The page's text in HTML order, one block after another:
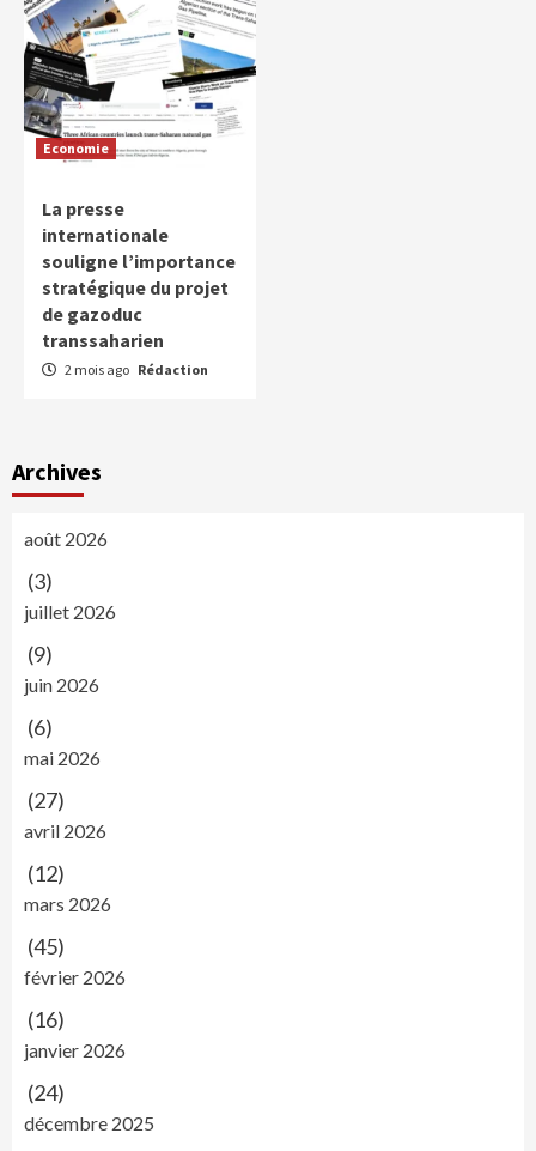
Economie
La presse
internationale
souligne l’importance
stratégique du projet
de gazoduc
transsaharien
2 mois ago Rédaction
Archives
août 2026
(3)
juillet 2026
(9)
juin 2026
(6)
mai 2026
(27)
avril 2026
(12)
mars 2026
(45)
février 2026
(16)
janvier 2026
(24)
décembre 2025